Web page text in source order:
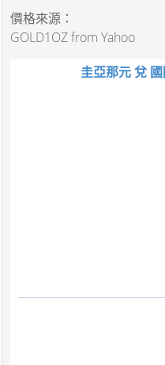
價格來源：
GOLD1OZ from Yahoo
圭亞那元 兌